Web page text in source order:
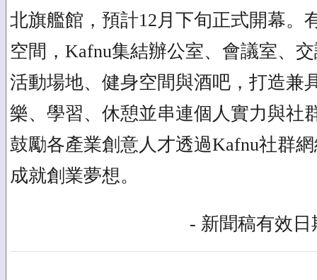
北旗艦館，預計12月下旬正式開幕。
空間，Kafnu集結辦公室、會議室、
活動場地、健身空間與酒吧，打造兼
樂、學習、休憩並串連個人實力與社
鼓勵各產業創意人才透過Kafnu社群
成就創業夢想。
- 新聞稿有效日